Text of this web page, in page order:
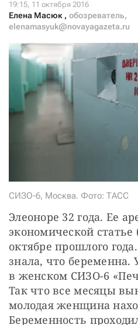
Елена Масюк , обозреватель,
elenamasyuk@novayagazeta.ru
СИЗО-6, Москва. Фото: ТАСС
Элеоноре 32 года. Ее
экономической
октябре прошлого
знала, что беременна.
в женском СИЗО-6
Так что все месяцы
молодая женщина
Беременность
Нажимая кнопку «Стать
я принимаю условия и
СТАТЬ
ПОДЕЛИТЬСЯ С
Если у вас есть вопросы, пишите
звоните:
+7 (929) 612-03-68